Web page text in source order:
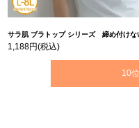
サラ肌 ブラトップ シリーズ 締め付けない リブ タンクトップ | 大きいサイズの通販ならハッピーマ
1,188円(税込)
10